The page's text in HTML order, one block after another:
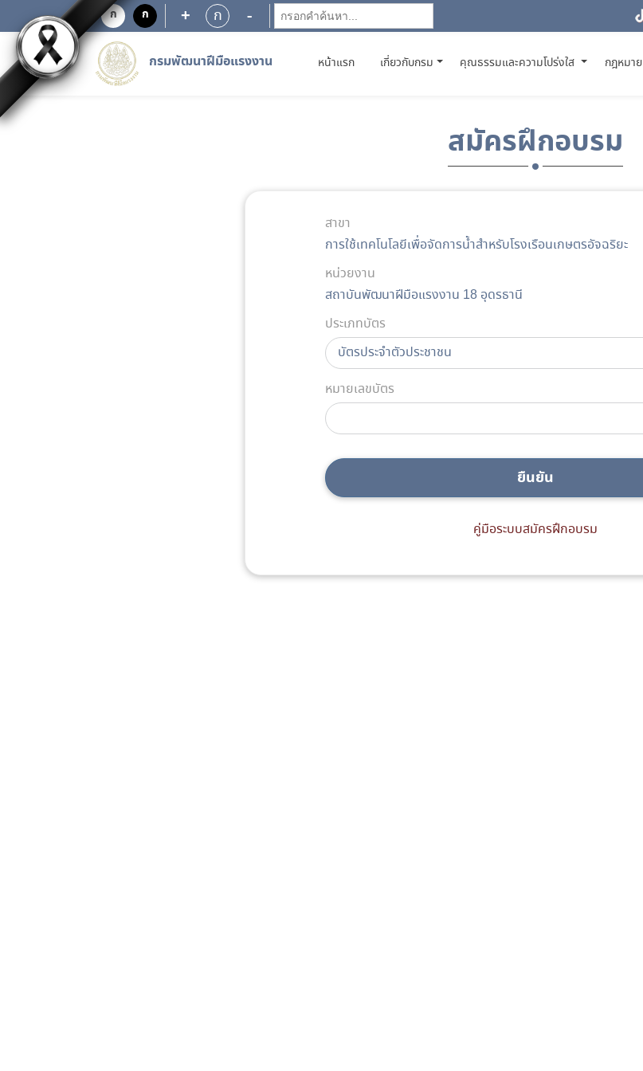
ก ก + ก -
กรมพัฒนาฝีมือแรงงาน หน้าแรก(CURRENT)
เกี่ยวกับกรม คุณธรรมและความโปร่งใส กฎหมาย
สมัครฝึกอบรม
สาขา
การใช้เทคโนโลยีเพื่อจัดการน้ำสำหรับโรงเรือนเกษตรอัจฉริยะ
หน่วยงาน
สถาบันพัฒนาฝีมือแรงงาน 18 อุดรธานี
ประเภทบัตร
หมายเลขบัตร
ยืนยัน
คู่มือระบบสมัครฝึกอบรม